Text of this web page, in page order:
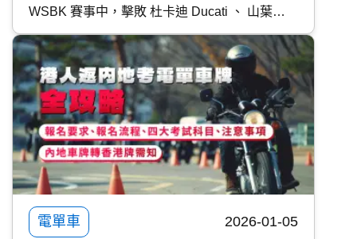
WSBK 賽事中，擊敗 杜卡迪 Ducati 、 山葉
Yamaha 及 川崎 Kawasaki 等傳統列強，連續兩
個回合奪得冠軍！究竟張雪是誰？張雪機車有何
厲害之處？今次 快而保 便為大家深入了解張雪
機車，以及創辦人張雪的二輪夢。
電單車 2026-01-05